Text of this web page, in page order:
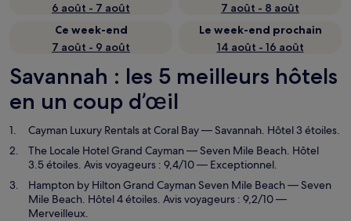
6 août - 7 août
7 août - 8 août
Ce week-end
7 août - 9 août
Le week-end prochain
14 août - 16 août
Savannah : les 5 meilleurs hôtels
en un coup d’œil
Cayman Luxury Rentals at Coral Bay— Savannah. Hôtel 3 étoiles.
The Locale Hotel Grand Cayman— Seven Mile Beach. Hôtel
3.5 étoiles. Avis voyageurs : 9,4/10 — Exceptionnel.
Hampton by Hilton Grand Cayman Seven Mile Beach— Seven
Mile Beach. Hôtel 4 étoiles. Avis voyageurs : 9,2/10 —
Merveilleux.